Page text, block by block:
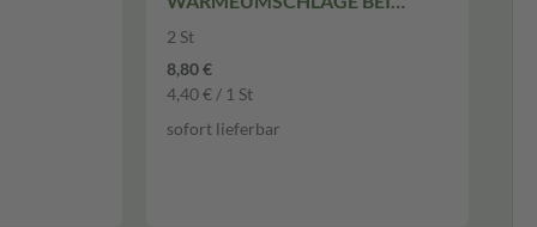
REGELSCHMERZEN 2 St
2 St
8,80 €
4,40 € / 1 St
sofort lieferbar